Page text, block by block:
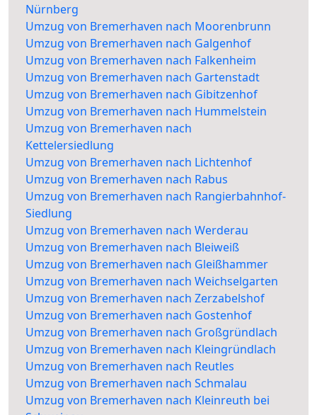
Nürnberg
Umzug von Bremerhaven nach Moorenbrunn
Umzug von Bremerhaven nach Galgenhof
Umzug von Bremerhaven nach Falkenheim
Umzug von Bremerhaven nach Gartenstadt
Umzug von Bremerhaven nach Gibitzenhof
Umzug von Bremerhaven nach Hummelstein
Umzug von Bremerhaven nach
Kettelersiedlung
Umzug von Bremerhaven nach Lichtenhof
Umzug von Bremerhaven nach Rabus
Umzug von Bremerhaven nach Rangierbahnhof-
Siedlung
Umzug von Bremerhaven nach Werderau
Umzug von Bremerhaven nach Bleiweiß
Umzug von Bremerhaven nach Gleißhammer
Umzug von Bremerhaven nach Weichselgarten
Umzug von Bremerhaven nach Zerzabelshof
Umzug von Bremerhaven nach Gostenhof
Umzug von Bremerhaven nach Großgründlach
Umzug von Bremerhaven nach Kleingründlach
Umzug von Bremerhaven nach Reutles
Umzug von Bremerhaven nach Schmalau
Umzug von Bremerhaven nach Kleinreuth bei